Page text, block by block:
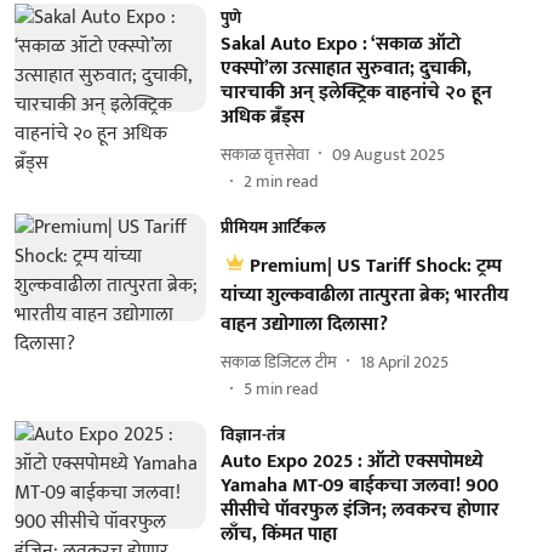
पुणे
Sakal Auto Expo : ‘सकाळ ऑटो
एक्स्पो’ला उत्साहात सुरुवात; दुचाकी,
चारचाकी अन् इलेक्ट्रिक वाहनांचे २० हून
अधिक ब्रँड्स
सकाळ वृत्तसेवा
09 August 2025
2min read
प्रीमियम आर्टिकल
Premium| US Tariff Shock: ट्रम्प
यांच्या शुल्कवाढीला तात्पुरता ब्रेक; भारतीय
वाहन उद्योगाला दिलासा?
सकाळ डिजिटल टीम
18 April 2025
5min read
विज्ञान-तंत्र
Auto Expo 2025 : ऑटो एक्सपोमध्ये
Yamaha MT-09 बाईकचा जलवा! 900
सीसीचे पॉवरफुल इंजिन; लवकरच होणार
लाँच, किंमत पाहा